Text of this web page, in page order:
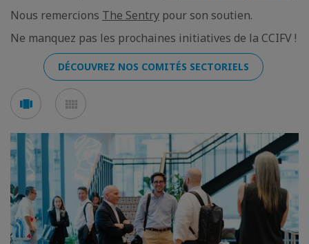
Nous remercions The Sentry pour son soutien.
Ne manquez pas les prochaines initiatives de la CCIFV !
DÉCOUVREZ NOS COMITÉS SECTORIELS
Voir
en
carousel
en
mosaïque